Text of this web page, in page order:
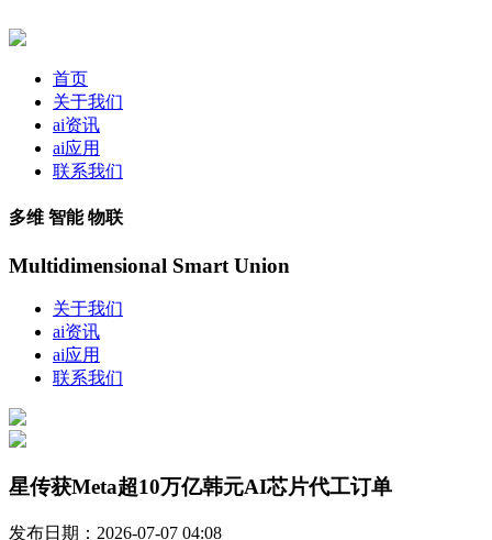
首页
关于我们
ai资讯
ai应用
联系我们
多维 智能 物联
Multidimensional Smart Union
关于我们
ai资讯
ai应用
联系我们
星传获Meta超10万亿韩元AI芯片代工订单
发布日期：2026-07-07 04:08